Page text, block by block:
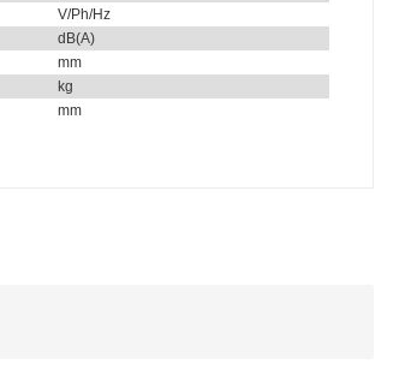
V/Ph/Hz
dB(A)
mm
kg
mm